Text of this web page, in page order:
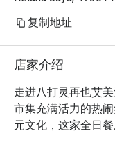
复制地址
店家介绍
走进八打灵再也艾
市集充满活力的热
元文化，这家全日
空气中弥漫着香料